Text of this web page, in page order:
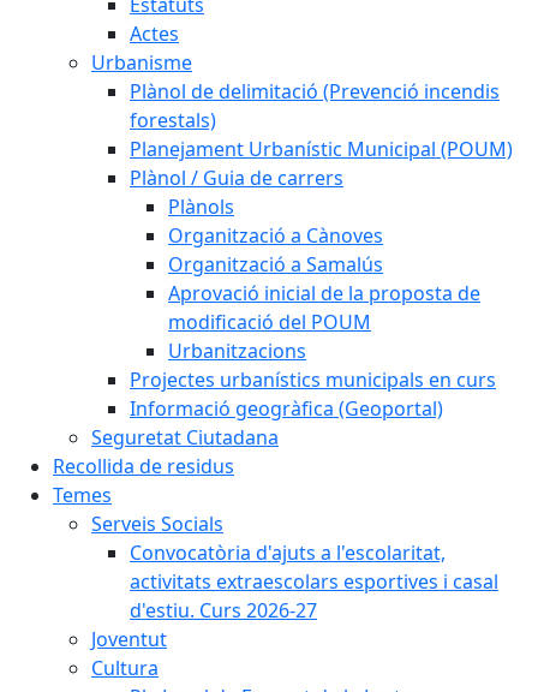
Actes
Urbanisme
Plànol de delimitació (Prevenció incendis
forestals)
Planejament Urbanístic Municipal (POUM)
Plànol / Guia de carrers
Plànols
Organització a Cànoves
Organització a Samalús
Aprovació inicial de la proposta de
modificació del POUM
Urbanitzacions
Projectes urbanístics municipals en curs
Informació geogràfica (Geoportal)
Seguretat Ciutadana
Recollida de residus
Temes
Serveis Socials
Convocatòria d'ajuts a l'escolaritat,
activitats extraescolars esportives i casal
d'estiu. Curs 2026-27
Joventut
Cultura